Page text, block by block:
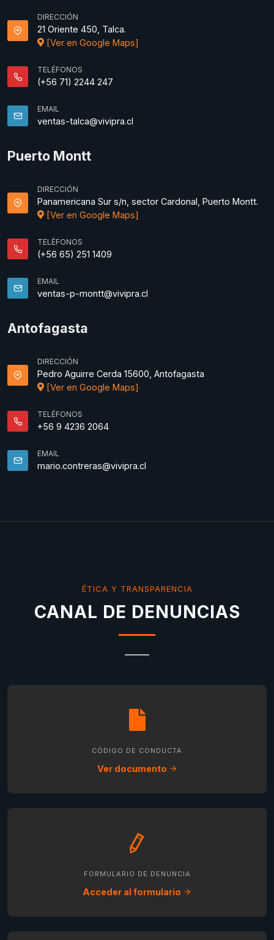
DIRECCIÓN
21 Oriente 450, Talca.
[Ver en Google Maps]
TELÉFONOS
(+56 71) 2244 247
EMAIL
ventas-talca@vivipra.cl
Puerto Montt
DIRECCIÓN
Panamericana Sur s/n, sector Cardonal, Puerto Montt.
[Ver en Google Maps]
TELÉFONOS
(+56 65) 251 1409
EMAIL
ventas-p-montt@vivipra.cl
Antofagasta
DIRECCIÓN
Pedro Aguirre Cerda 15600, Antofagasta
[Ver en Google Maps]
TELÉFONOS
+56 9 4236 2064
EMAIL
mario.contreras@vivipra.cl
ÉTICA Y TRANSPARENCIA
CANAL DE DENUNCIAS
CÓDIGO DE CONDUCTA
Ver documento
FORMULARIO DE DENUNCIA
Acceder al formulario